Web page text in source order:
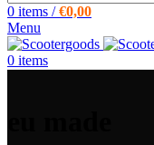
0 items / €0,00
Menu
0 items